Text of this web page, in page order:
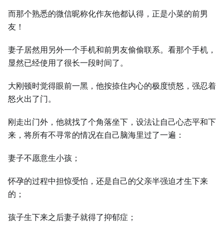
而那个熟悉的微信昵称化作灰他都认得，正是小菜的前男
友！
妻子居然用另外⼀个手机和前男友偷偷联系。看那个手机，
显然已经使用了很长⼀段时间了。
⼤刚顿时觉得眼前⼀黑，他按捺住内心的极度愤怒，强忍着
怒火出了门。
刚走出门外，他就找了个角落坐下，设法让自己心态平和下
来，将所有不寻常的情况在自己脑海里过了⼀遍：
妻子不愿意⽣小孩；
怀孕的过程中担惊受怕，还是自己的父亲半强迫才⽣下来
的；
孩子⽣下来之后妻子就得了抑郁症；